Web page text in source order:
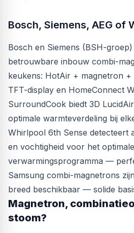
Bosch, Siemens, AEG of
Bosch en Siemens (BSH-
betrouwbare inbouw combi-
keukens: HotAir + magnetron +
TFT-display en HomeConnect
SurroundCook biedt 3D
optimale warmteverdeling bij
Whirlpool 6th Sense detecteert
en vochtigheid voor het optimale
verwarmingsprogramma —
Samsung combi-magnetrons
breed beschikbaar — solide
Magnetron,
stoom?